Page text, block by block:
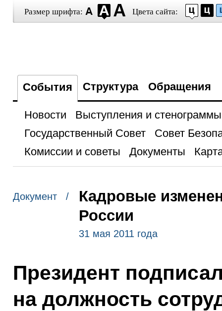
Размер шрифта: Цвета сайта:
События Структура Обращения
Новости
Выступления и стенограммы
Государственный Совет
Совет
Комиссии и советы
Документы
Документ /
Кадровые
России
31 мая 2011 года
Президент
на должность